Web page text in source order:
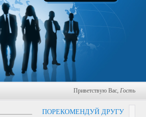
Приветствую Вас, Гость
ПОРЕКОМЕНДУЙ ДРУГУ